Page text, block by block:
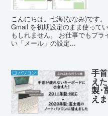
こんにちは。七海(ななみ)です
Gmail を初期設定のまま使って
もしれません。 お仕事でもプ
い「メール」の設定...
❏ パソコン 手
え
製･
え